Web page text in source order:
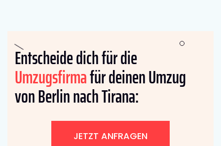
Entscheide dich für die
Umzugsfirmafür deinen Umzug
von Berlin nach Tirana:
JETZT ANFRAGEN